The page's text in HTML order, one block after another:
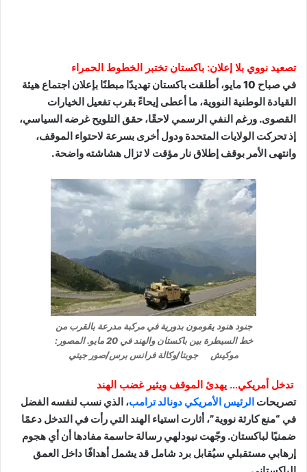
تصعيد نووي بلا إعلان: باكستان تختبر الخطوط الحمراء
في صباح 10 مايو، أطلقت باكستان تهديدًا مبطنًا بإعلان اجتماع هيئة
القيادة الوطنية النووية، ما أعطى إيحاءً بقرب تفعيل الخيارات
القصوى. ورغم النفي الرسمي لاحقًا، حقق التلويح غرضه السياسي،
إذ تحركت الولايات المتحدة ودول أخرى بسرعة لاحتواء الموقف،
وانتهى الأمر بوقف إطلاق نار مؤقت لا تزال هشاشته واضحة.
جنود هنود يقومون بدورية في مركبة مدرعة بالقرب من
خط السيطرة بين باكستان والهند في 20 مايو. المصور:
موكيش جوبتا/وكالة فرانس برس/صور جيتي
تدخل أمريكي… يهدئ الموقف ويثير غضب الهند
تصريحات الرئيس الأمريكي دونالد ترامب، الذي نسب لنفسه الفضل
في “منع كارثة نووية”، أثارت استياء الهند التي رأت في التدخل دعمًا
ضمنيًا لباكستان. وجّهت نيودلهي رسالة حاسمة مفادها أن أي هجوم
إرهابي مستقبلي سيُقابل برد شامل قد يشمل أهدافًا داخل العمق